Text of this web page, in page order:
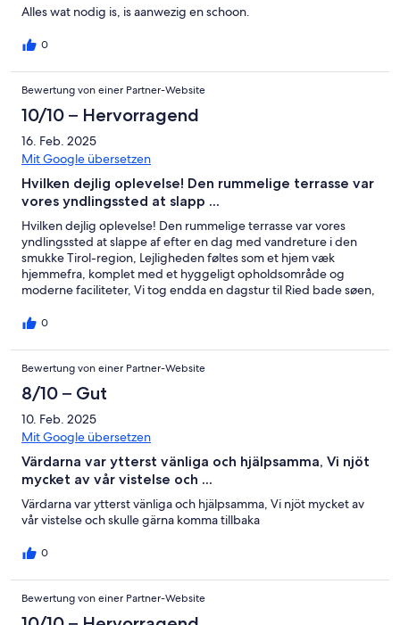
Alles wat nodig is, is aanwezig en schoon.
0
Bewertung von einer Partner-Website
10/10 – Hervorragend
16. Feb. 2025
Mit Google übersetzen
Hvilken dejlig oplevelse! Den rummelige terrasse var
vores yndlingssted at slapp ...
Hvilken dejlig oplevelse! Den rummelige terrasse var vores
yndlingssted at slappe af efter en dag med vandreture i den
smukke Tirol-region, Lejligheden føltes som et hjem væk
hjemmefra, komplet med et hyggeligt opholdsområde og
moderne faciliteter, Vi tog endda en dagstur til Ried bade søen,
0
Bewertung von einer Partner-Website
8/10 – Gut
10. Feb. 2025
Mit Google übersetzen
Värdarna var ytterst vänliga och hjälpsamma, Vi njöt
mycket av vår vistelse och ...
Värdarna var ytterst vänliga och hjälpsamma, Vi njöt mycket av
vår vistelse och skulle gärna komma tillbaka
0
Bewertung von einer Partner-Website